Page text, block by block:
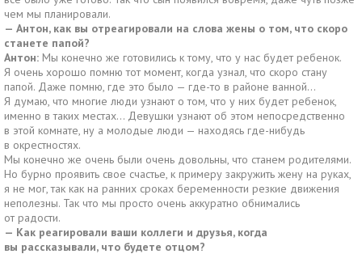
чем мы планировали.
— Антон, как вы отреагировали на слова жены о том, что скоро
станете папой?
Антон: Мы конечно же готовились к тому, что у нас будет ребенок.
Я очень хорошо помню тот момент, когда узнал, что скоро стану
папой. Даже помню, где это было — где-то в районе ванной…
Я думаю, что многие люди узнают о том, что у них будет ребенок,
именно в таких местах… Девушки узнают об этом непосредственно
в этой комнате, ну а молодые люди — находясь где-нибудь
в окрестностях.
Мы конечно же очень были очень довольны, что станем родителями.
Но бурно проявить свое счастье, к примеру закружить жену на руках,
я не мог, так как на ранних сроках беременности резкие движения
неполезны. Так что мы просто очень аккуратно обнимались
от радости.
— Как реагировали ваши коллеги и друзья, когда
вы рассказывали, что будете отцом?